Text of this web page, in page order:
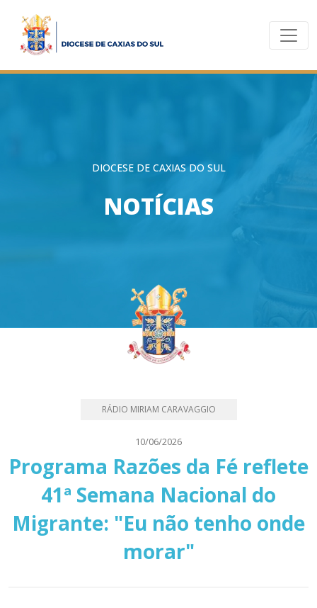
DIOCESE DE CAXIAS DO SUL
NOTÍCIAS
RÁDIO MIRIAM CARAVAGGIO
10/06/2026
Programa Razões da Fé reflete
41ª Semana Nacional do
Migrante: "Eu não tenho onde
morar"